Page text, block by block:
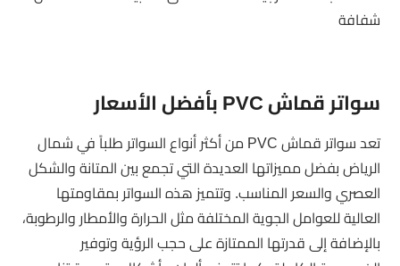
شفافة
سواتر قماش PVC بأفضل الأسعار
تعد سواتر قماش PVC من أكثر أنواع السواتر طلباً في شمال
الرياض بفضل مميزاتها العديدة التي تجمع بين المتانة والشكل
العصري والسعر المناسب. وتتميز هذه السواتر بمقاومتها
العالية للعوامل الجوية المختلفة مثل الحرارة والأمطار والرطوبة،
بالإضافة إلى قدرتها الممتازة على حجب الرؤية وتوفير